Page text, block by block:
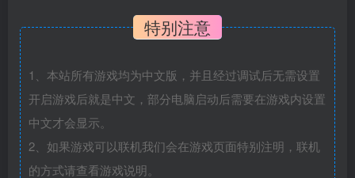
特别注意
1、本站所有游戏均为中文版，并且经过调试后无需设置
开启游戏后就是中文，部分电脑启动后需要在游戏内设置
中文才会显示。
2、如果游戏可以联机我们会在游戏页面特别注明，联机
的方式请查看游戏说明。